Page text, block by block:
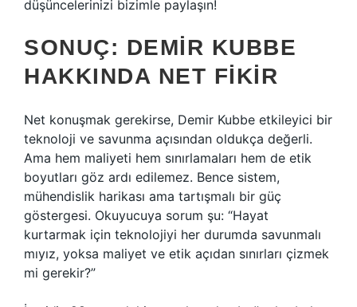
düşüncelerinizi bizimle paylaşın!
SONUÇ: DEMIR KUBBE
HAKKINDA NET FIKIR
Net konuşmak gerekirse, Demir Kubbe etkileyici bir
teknoloji ve savunma açısından oldukça değerli.
Ama hem maliyeti hem sınırlamaları hem de etik
boyutları göz ardı edilemez. Bence sistem,
mühendislik harikası ama tartışmalı bir güç
göstergesi. Okuyucuya sorum şu: “Hayat
kurtarmak için teknolojiyi her durumda savunmalı
mıyız, yoksa maliyet ve etik açıdan sınırları çizmek
mi gerekir?”